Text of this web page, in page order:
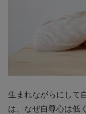
生まれながらにして
は、なぜ自尊心は低